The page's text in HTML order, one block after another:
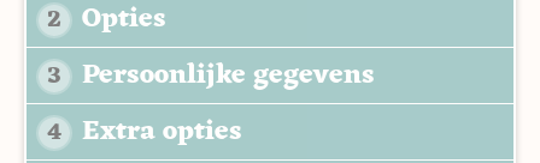
2 Opties
3 Persoonlijke gegevens
4 Extra opties